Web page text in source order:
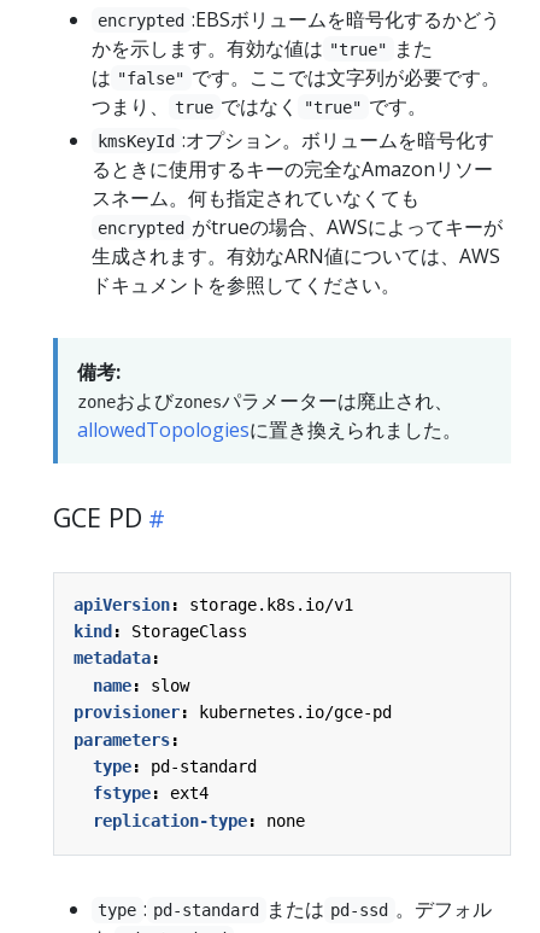
encrypted :EBSボリュームを暗号化するかどう
かを示します。有効な値は "true"
また
は "false" です。ここでは文字列が必要です。
つまり、
true ではなく "true" です。
kmsKeyId :オプション。ボリュームを暗号化す
るときに使用するキーの完全なAmazonリソー
スネーム。何も指定されていなくても
encrypted がtrueの場合、AWSによってキーが
生成されます。有効なARN値については、AWS
ドキュメントを参照してください。
備考:
zoneおよびzonesパラメーターは廃止され、
allowedTopologiesに置き換えられました。
GCE PD
apiVersion:
storage.k8s.io/v1
kind :
StorageClass
metadata:
name:
slow
provisioner:
kubernetes.io/gce-pd
parameters:
type:
pd-standard
fstype:
ext4
replication-type: none
type : pd-standard または pd-ssd 。デフォル